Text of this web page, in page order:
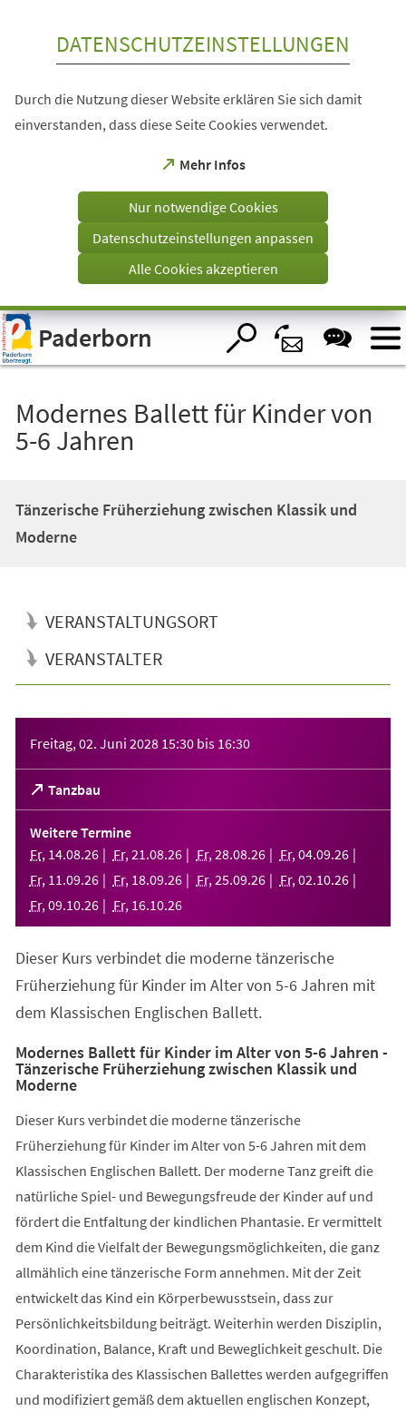
Visuelle
Assistenzsoftware
öffnen.
DATENSCHUTZEINSTELLUNGEN
Durch die Nutzung dieser Website erklären Sie sich damit
einverstanden, dass diese Seite Cookies verwendet.
Mehr Infos
(Öffnet
einem
Tab)
Nur notwendige Cookies
Datenschutzeinstellungen anpassen
Alle Cookies akzeptieren
Paderborn
Modernes Ballett für Kinder von
5-6 Jahren
Tänzerische Früherziehung zwischen Klassik und
Moderne
VERANSTALTUNGSORT
VERANSTALTER
Freitag, 02. Juni 2028 15:30 bis 16:30
Tanzbau
(Öffnet
in
einem
neuen
Tab)
Weitere Termine
Fr, 14.08.26 Fr, 21 .08.26 Fr, 28.08.26 Fr, 04.09.26
Fr, 11 .09.26 Fr, 18.09.26 Fr, 25.09.26 Fr, 02.10.26
Fr, 09.10.26 Fr, 16.10.26
Dieser Kurs verbindet die moderne tänzerische
Früherziehung für Kinder im Alter von 5-6 Jahren mit
dem Klassischen Englischen Ballett.
Modernes Ballett für Kinder im Alter von 5-6 Jahren -
Tänzerische Früherziehung zwischen Klassik und
Moderne
Dieser Kurs verbindet die moderne tänzerische
Früherziehung für Kinder im Alter von 5-6 Jahren mit dem
Klassischen Englischen Ballett. Der moderne Tanz greift die
natürliche Spiel- und Bewegungsfreude der Kinder auf und
fördert die Entfaltung der kindlichen Phantasie. Er vermittelt
dem Kind die Vielfalt der Bewegungsmöglichkeiten, die ganz
allmählich eine tänzerische Form annehmen. Mit der Zeit
entwickelt das Kind ein Körperbewusstsein, dass zur
Persönlichkeitsbildung beiträgt. Weiterhin werden Disziplin,
Koordination, Balance, Kraft und Beweglichkeit geschult. Die
Charakteristika des Klassischen Ballettes werden aufgegriffen
und modifiziert gemäß dem aktuellen englischen Konzept,